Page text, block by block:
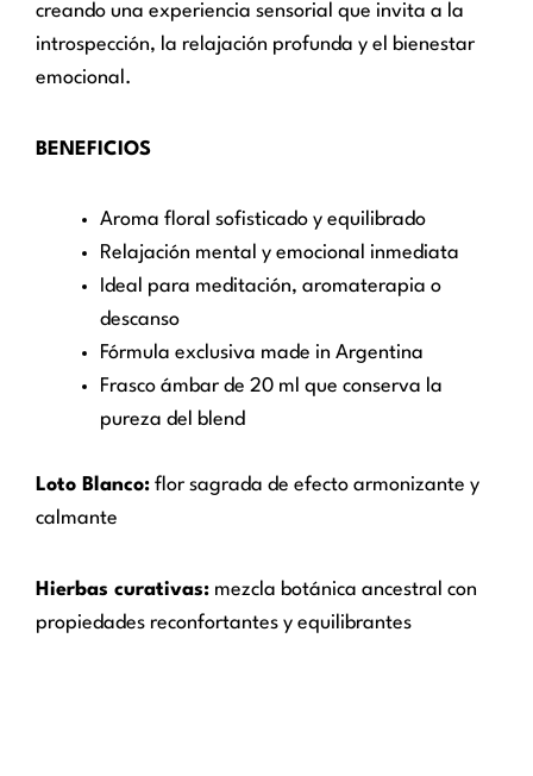
creando una experiencia sensorial que invita a la
introspección, la relajación profunda y el bienestar
emocional.
BENEFICIOS
Aroma floral sofisticado y equilibrado
Relajación mental y emocional inmediata
Ideal para meditación, aromaterapia o
descanso
Fórmula exclusiva made in Argentina
Frasco ámbar de 20 ml que conserva la
pureza del blend
Loto Blanco: flor sagrada de efecto armonizante y
calmante
Hierbas curativas: mezcla botánica ancestral con
propiedades reconfortantes y equilibrantes